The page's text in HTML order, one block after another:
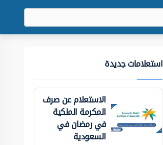
استعلامات جديدة
الاستعلام عن صرف
المكرمة الملكية
في رمضان في
السعودية